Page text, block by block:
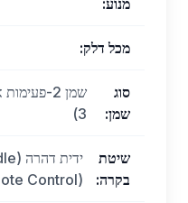
מנוע:
מכל דלק:
סוג
שמן:
3)
שיטת
בקרה:
(Remote Control)